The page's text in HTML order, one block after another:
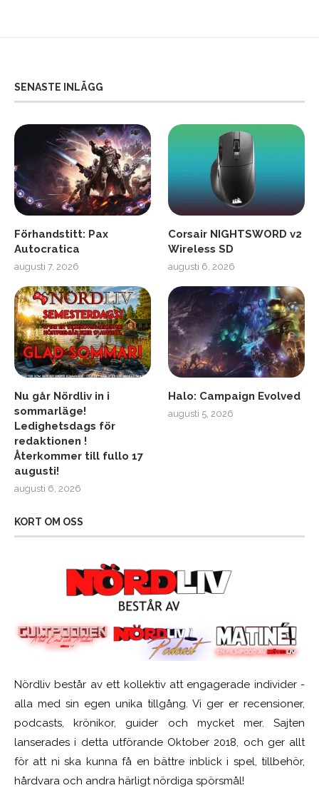
SENASTE INLÄGG
Förhandstitt: Pax
Autocratica
augusti 7, 2026
Corsair NIGHTSWORD v2
Wireless SD
augusti 6, 2026
Nu går Nördliv in i
sommarläge!
Ledighetsdags för
redaktionen !
Återkommer till fullo 17
augusti!
augusti 6, 2026
Halo: Campaign Evolved
augusti 5, 2026
KORT OM OSS
Nördliv består av ett kollektiv att engagerade individer -
alla med sin egen unika tillgång. Vi ger er recensioner,
podcasts, krönikor, guider och mycket mer. Sajten
lanserades i detta utförande Oktober 2018, och ger allt
för att ni ska kunna få en bättre inblick i spel, tillbehör,
hårdvara och andra härligt nördiga spörsmål!